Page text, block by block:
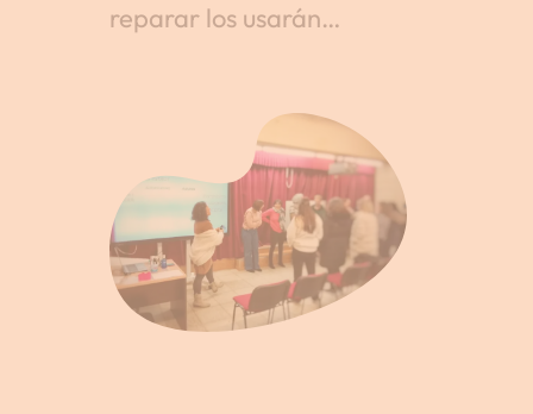
reparar los usarán…